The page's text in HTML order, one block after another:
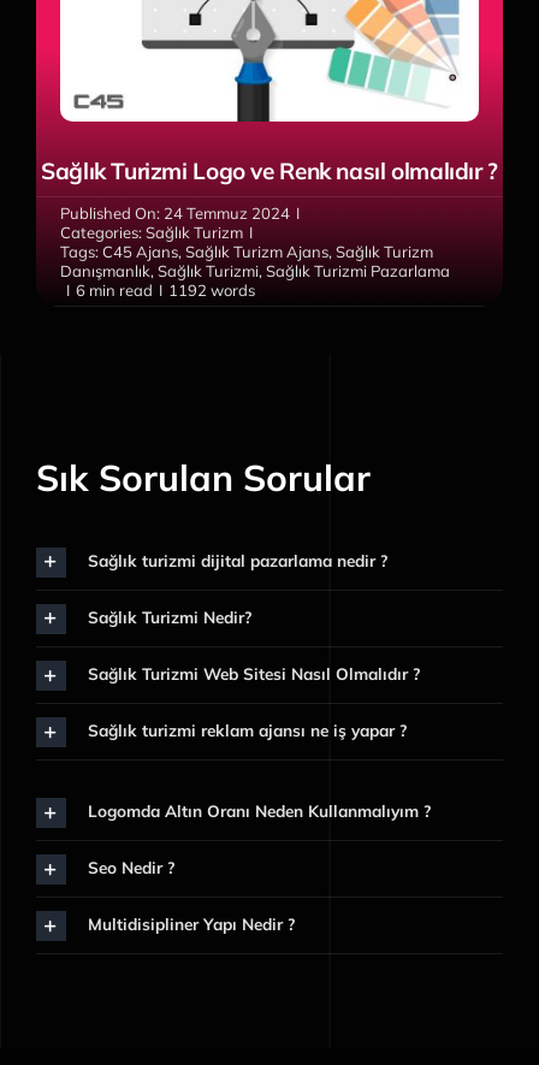
Sağlık Turizmi Logo ve Renk nasıl olmalıdır ?
Published On: 24 Temmuz 2024 I
Categories:Sağlık Turizm I
Tags:C45 Ajans, Sağlık Turizm Ajans, Sağlık Turizm
Danışmanlık, Sağlık Turizmi, Sağlık Turizmi Pazarlama
I 6 min read I 1192 words
Sık Sorulan Sorular
Sağlık turizmi dijital pazarlama nedir ?
Sağlık Turizmi Nedir?
Sağlık Turizmi Web Sitesi Nasıl Olmalıdır ?
Sağlık turizmi reklam ajansı ne iş yapar ?
Logomda Altın Oranı Neden Kullanmalıyım ?
Seo Nedir ?
Multidisipliner Yapı Nedir ?